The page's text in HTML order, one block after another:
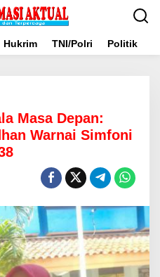
Hukrim TNI/Polri Politik
Masa Depan:
Warnai Simfoni